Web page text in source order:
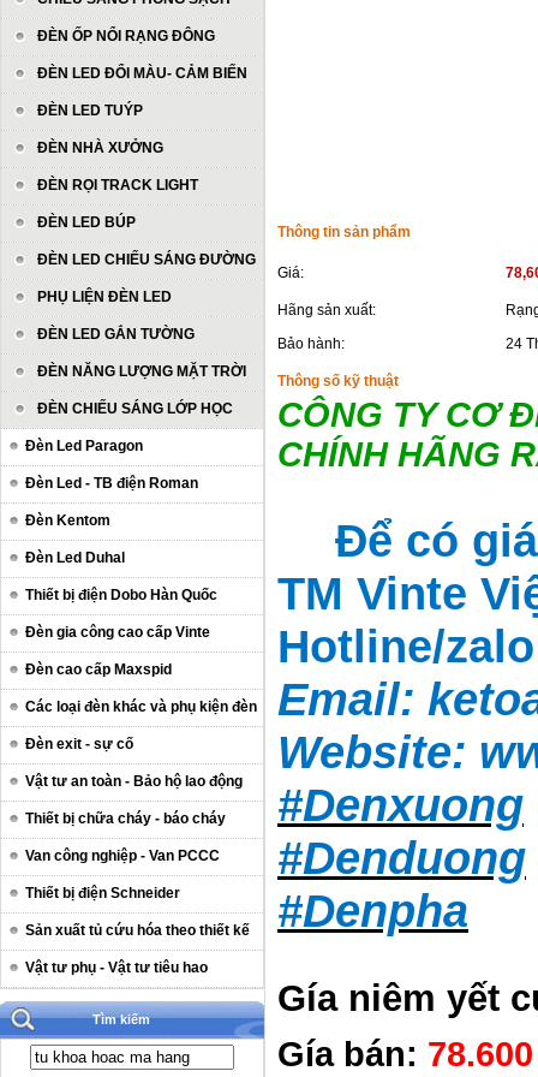
ĐÈN ỐP NỔI RẠNG ĐÔNG
ĐÈN LED ĐỔI MÀU- CẢM BIẾN
ĐÈN LED TUÝP
ĐÈN NHÀ XƯỞNG
ĐÈN RỌI TRACK LIGHT
ĐÈN LED BÚP
ĐÈN LED CHIẾU SÁNG ĐƯỜNG
PHỤ LIỆN ĐÈN LED
ĐÈN LED GẮN TƯỜNG
ĐÈN NĂNG LƯỢNG MẶT TRỜI
ĐÈN CHIẾU SÁNG LỚP HỌC
Đèn Led Paragon
Đèn Led - TB điện Roman
Đèn Kentom
Đèn Led Duhal
Thiết bị điện Dobo Hàn Quốc
Đèn gia công cao cấp Vinte
Đèn cao cấp Maxspid
Các loại đèn khác và phụ kiện đèn
Đèn exit - sự cố
Vật tư an toàn - Bảo hộ lao động
Thiết bị chữa cháy - báo cháy
Van công nghiệp - Van PCCC
Thiết bị điện Schneider
Sản xuất tủ cứu hóa theo thiết kế
Vật tư phụ - Vật tư tiêu hao
Tìm kiếm
Thông tin sản phẩm
Giá:
Hãng sản xuất:
Bảo hành:
24
Thông số kỹ thuật
CÔNG TY CƠ
CHÍNH HÃNG
Để có
TM Vinte
Hotline/
Email:
Website:
#Denxuong
#Denduong
#Denpha
Gía niêm yết
Gía bán: